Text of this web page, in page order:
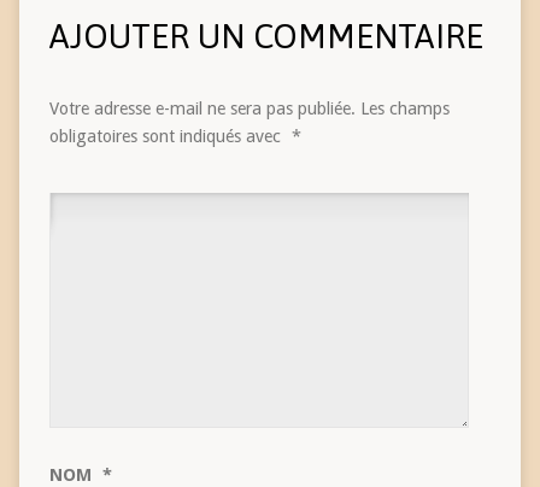
AJOUTER UN COMMENTAIRE
Votre adresse e-mail ne sera pas publiée. Les champs
obligatoires sont indiqués avec *
NOM *